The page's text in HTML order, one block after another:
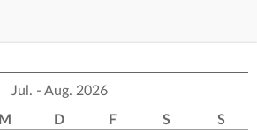
Jul. - Aug. 2026
M D F S
S